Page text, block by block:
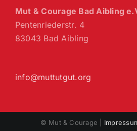
Mut & Courage Bad Aibling
Pentenriederstr. 4
83043 Bad Aibling
info@muttutgut.org
© Mut & Courage |